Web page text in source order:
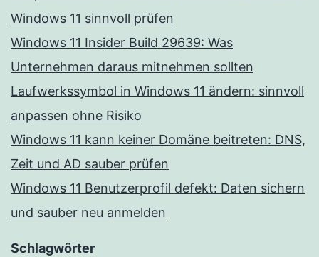
Windows 11 sinnvoll prüfen
Windows 11 Insider Build 29639: Was
Unternehmen daraus mitnehmen sollten
Laufwerkssymbol in Windows 11 ändern: sinnvoll
anpassen ohne Risiko
Windows 11 kann keiner Domäne beitreten: DNS,
Zeit und AD sauber prüfen
Windows 11 Benutzerprofil defekt: Daten sichern
und sauber neu anmelden
Schlagwörter